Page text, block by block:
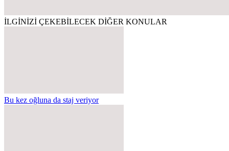
İLGİNİZİ ÇEKEBİLECEK DİĞER KONULAR
Bu kez oğluna da staj veriyor